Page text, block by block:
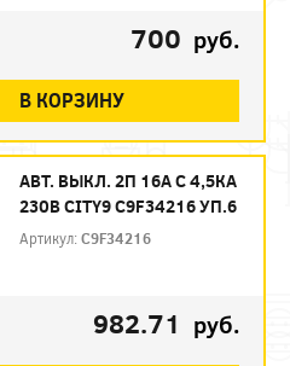
700 руб.
В КОРЗИНУ
АВТ. ВЫКЛ. 2П 16А С 4,5КА
230В CITY9 C9F34216 УП.6
Артикул:C9F34216
982.71 руб.